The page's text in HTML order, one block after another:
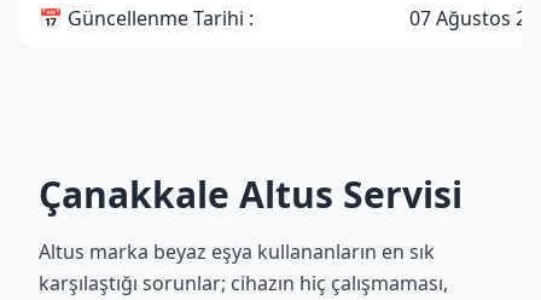
📅 Güncellenme Tarihi : 07 Ağustos
Çanakkale Altus Servisi
Altus marka beyaz eşya kullananların en sık
karşılaştığı sorunlar; cihazın hiç çalışmaması,